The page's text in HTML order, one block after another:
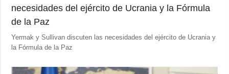
Deportes
Crimen
Desastres y
emergencias
necesidades del ejército de Ucrania y la Fórmula
de la Paz
Yermak y Sullivan discuten las necesidades del ejército de Ucrania y
la Fórmula de la Paz